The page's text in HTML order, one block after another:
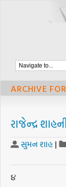
ARCHIVE
રાજેન્દ્ર
સુમન શાહ |
૪